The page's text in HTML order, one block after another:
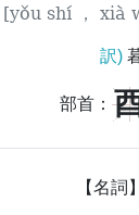
[yǒu shí ， xià
訳)
部首：
【名詞